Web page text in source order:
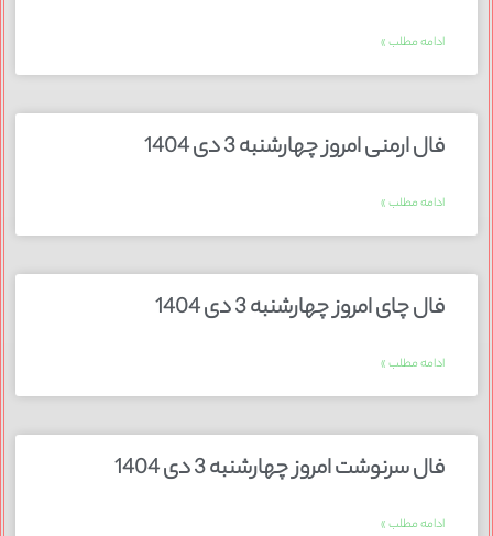
ادامه مطلب »
فال ارمنی امروز چهارشنبه 3 دی 1404
ادامه مطلب »
فال چای امروز چهارشنبه 3 دی 1404
ادامه مطلب »
فال سرنوشت امروز چهارشنبه 3 دی 1404
ادامه مطلب »